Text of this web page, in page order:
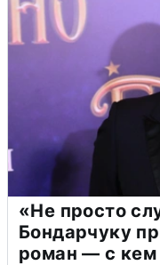
«Не просто
Бондарчуку
роман — с кем